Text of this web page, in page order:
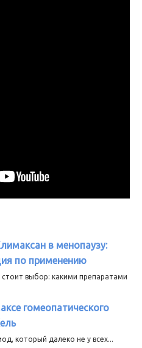
в менопаузу:
по применению
выбор: какими препаратами
гомеопатического
который далеко не у всех...